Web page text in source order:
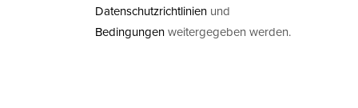
Datenschutzrichtlinien und
Bedingungenweitergegeben werden.